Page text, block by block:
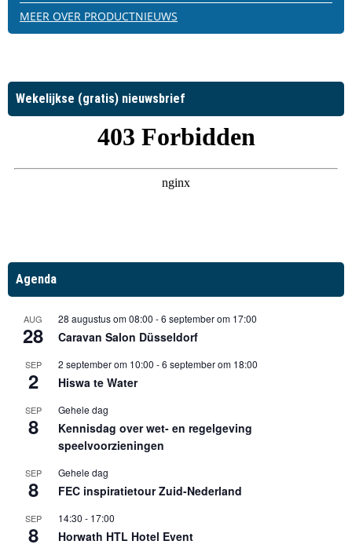
MEER OVER PRODUCTNIEUWS
Wekelijkse (gratis) nieuwsbrief
Agenda
AUG
28
28 augustus om 08:00 -6 september om 17:00
Caravan Salon Düsseldorf
SEP
2
2 september om 10:00 -6 september om 18:00
Hiswa te Water
SEP
8
Gehele dag
Kennisdag over wet- en regelgeving
speelvoorzieningen
SEP
8
Gehele dag
FEC inspiratietour Zuid-Nederland
SEP
8
14:30 - 17:00
Horwath HTL Hotel Event